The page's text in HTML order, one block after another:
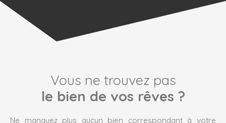
Vous ne trouvez pas
le bien de vos rêves ?
Ne manquez plus aucun bien correspondant à votre